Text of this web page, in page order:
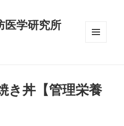
医学研究所
き丼【管理栄養